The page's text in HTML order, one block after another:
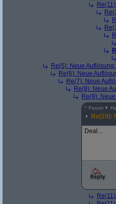
Re(5): Neue
Re(6): Neue
Re(7): Neue
Re(8): Neue
Re(9):
^ Forum
Re(10):
Deal...